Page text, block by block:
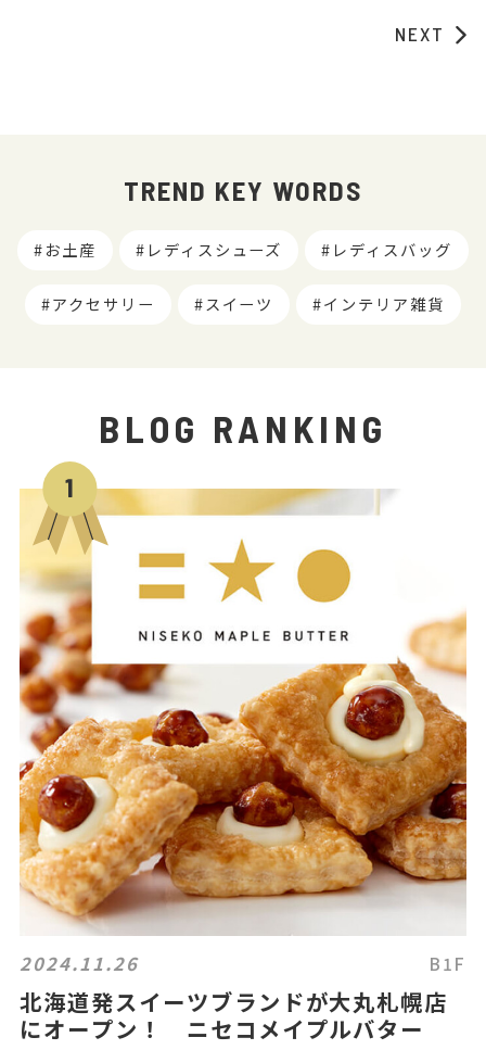
NEXT
TREND KEY WORDS
お土産 レディスシューズ レディスバッグ
アクセサリー スイーツ インテリア雑貨
BLOG RANKING
2024.11.26 B1F
北海道発スイーツブランドが大丸札幌店
にオープン！ ニセコメイプルバター